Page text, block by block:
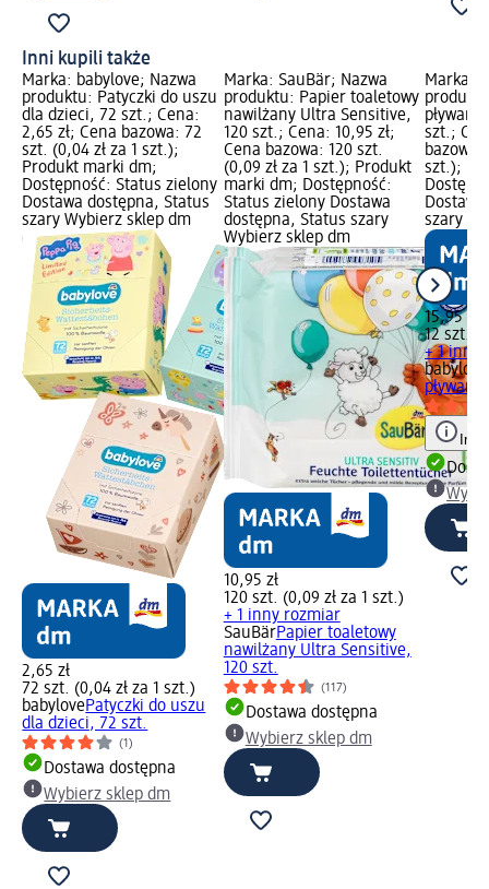
Inni kupili także
Marka: babylove; Nazwa
produktu: Patyczki do uszu
dla dzieci, 72 szt.; Cena:
2,65 zł; Cena bazowa: 72
szt. (0,04 zł za 1 szt.);
Produkt marki dm;
Dostępność: Status zielony
Dostawa dostępna, Status
szary Wybierz sklep dm
2,65 zł
72 szt. (0,04 zł za 1 szt.)
babylovePatyczki do uszu
dla dzieci, 72 szt.
(1)
Dostawa dostępna
Wybierz sklep dm
Marka: SauBär; Nazwa
produktu: Papier toaletowy
nawilżany Ultra Sensitive,
120 szt.; Cena: 10,95 zł;
Cena bazowa: 120 szt.
(0,09 zł za 1 szt.); Produkt
marki dm; Dostępność:
Status zielony Dostawa
dostępna, Status szary
Wybierz sklep dm
10,95 zł
120 szt. (0,09 zł za 1 szt.)
+ 1 inny rozmiar
SauBärPapier toaletowy
nawilżany Ultra Sensitive,
120 szt.
(117)
Dostawa dostępna
Wybierz sklep dm
Marka:
szt.;
bazowa:
szt.);
szary
15,95 zł
12 szt.
+ 1 inny
babylove